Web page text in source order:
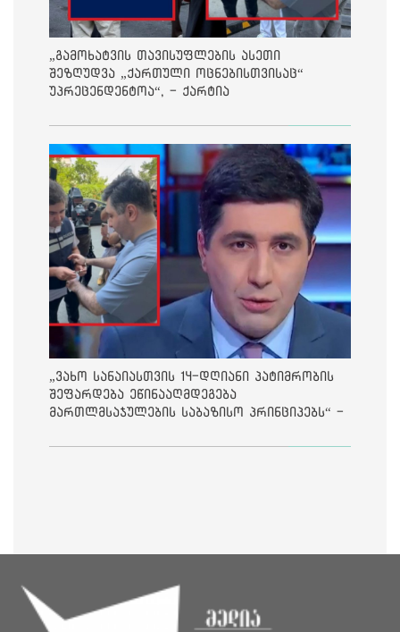
„გამოხატვის თავისუფლების ასეთი
შეზღუდვა „ქართული ოცნებისთვისაც“
უპრეცენდენტოა“, - ქარტია
„ვახო სანაიასთვის 14-დღიანი პატიმრობის
შეფარდება ეწინააღმდეგება
მართლმსაჯულების საბაზისო პრინციპებს“ -